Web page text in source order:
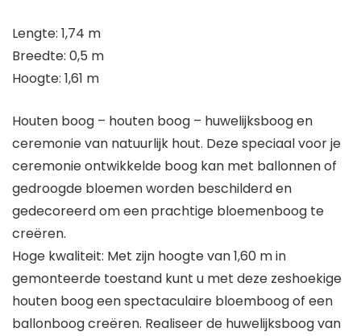
Lengte: 1,74 m
Breedte: 0,5 m
Hoogte: 1,61 m
Houten boog – houten boog – huwelijksboog en
ceremonie van natuurlijk hout. Deze speciaal voor je
ceremonie ontwikkelde boog kan met ballonnen of
gedroogde bloemen worden beschilderd en
gedecoreerd om een prachtige bloemenboog te
creëren.
Hoge kwaliteit: Met zijn hoogte van 1,60 m in
gemonteerde toestand kunt u met deze zeshoekige
houten boog een spectaculaire bloemboog of een
ballonboog creëren. Realiseer de huwelijksboog van